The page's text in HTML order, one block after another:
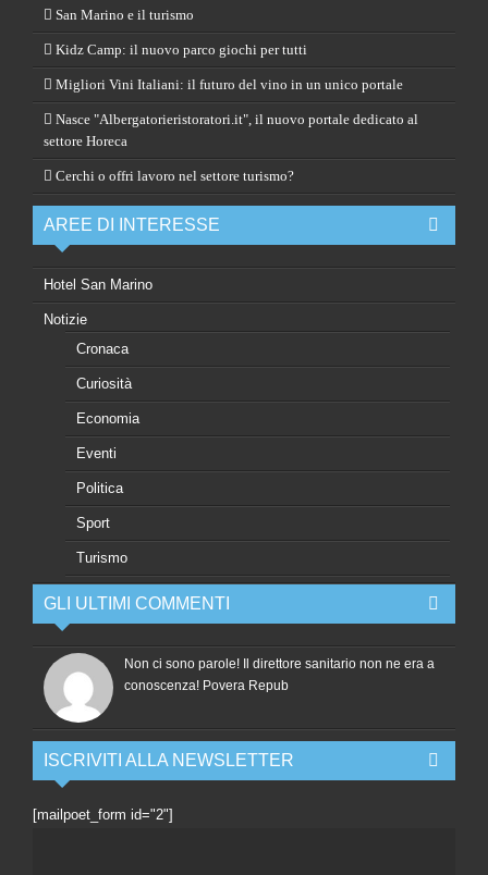
San Marino e il turismo
Kidz Camp: il nuovo parco giochi per tutti
Migliori Vini Italiani: il futuro del vino in un unico portale
Nasce "Albergatorieristoratori.it", il nuovo portale dedicato al
settore Horeca
Cerchi o offri lavoro nel settore turismo?
AREE DI INTERESSE
Hotel San Marino
Notizie
Cronaca
Curiosità
Economia
Eventi
Politica
Sport
Turismo
GLI ULTIMI COMMENTI
Non ci sono parole! Il direttore sanitario non ne era a
conoscenza! Povera Repub
ISCRIVITI ALLA NEWSLETTER
[mailpoet_form id="2"]